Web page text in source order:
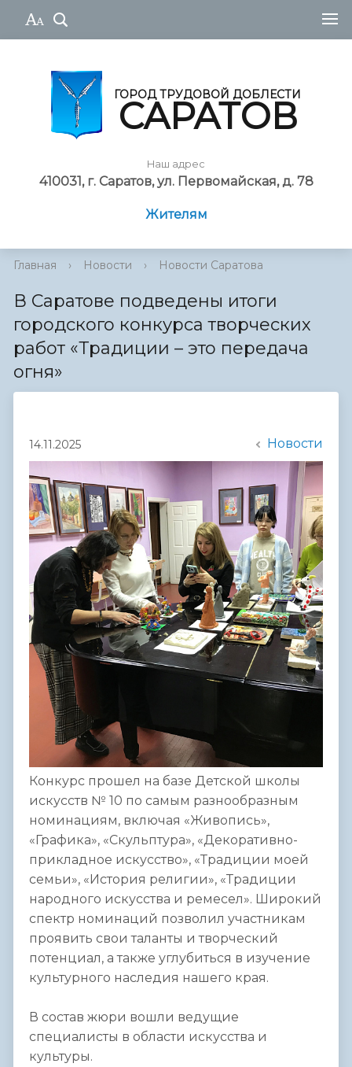
ГОРОД ТРУДОВОЙ ДОБЛЕСТИ
САРАТОВ
Наш адрес
410031, г. Саратов, ул. Первомайская, д. 78
Жителям
Главная › Новости › Новости Саратова
В Саратове подведены итоги
городского конкурса творческих
работ «Традиции – это передача
огня»
14.11.2025 Новости
Конкурс прошел на базе Детской школы
искусств № 10 по самым разнообразным
номинациям, включая «Живопись»,
«Графика», «Скульптура», «Декоративно-
прикладное искусство», «Традиции моей
семьи», «История религии», «Традиции
народного искусства и ремесел». Широкий
спектр номинаций позволил участникам
проявить свои таланты и творческий
потенциал, а также углубиться в изучение
культурного наследия нашего края.
В состав жюри вошли ведущие
специалисты в области искусства и
культуры.